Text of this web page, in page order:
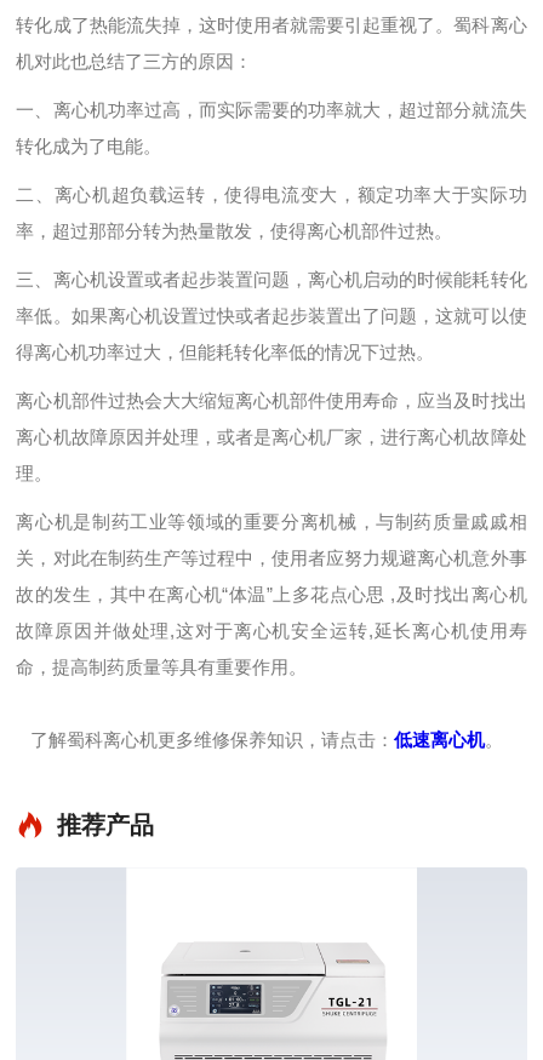
转化成了热能流失掉，这时使用者就需要引起重视了。蜀科离心
机对此也总结了三方的原因：
一、离心机功率过高，而实际需要的功率就大，超过部分就流失
转化成为了电能。
二、离心机超负载运转，使得电流变大，额定功率大于实际功
率，超过那部分转为热量散发，使得离心机部件过热。
三、离心机设置或者起步装置问题，离心机启动的时候能耗转化
率低。如果离心机设置过快或者起步装置出了问题，这就可以使
得离心机功率过大，但能耗转化率低的情况下过热。
离心机部件过热会大大缩短离心机部件使用寿命，应当及时找出
离心机故障原因并处理，或者是离心机厂家，进行离心机故障处
理。
离心机是制药工业等领域的重要分离机械，与制药质量戚戚相
关，对此在制药生产等过程中，使用者应努力规避离心机意外事
故的发生，其中在离心机“体温”上多花点心思 ,及时找出离心机
故障原因并做处理,这对于离心机安全运转,延长离心机使用寿
命，提高制药质量等具有重要作用。
了解蜀科离心机更多维修保养知识，请点击：低速离心机。
推荐产品